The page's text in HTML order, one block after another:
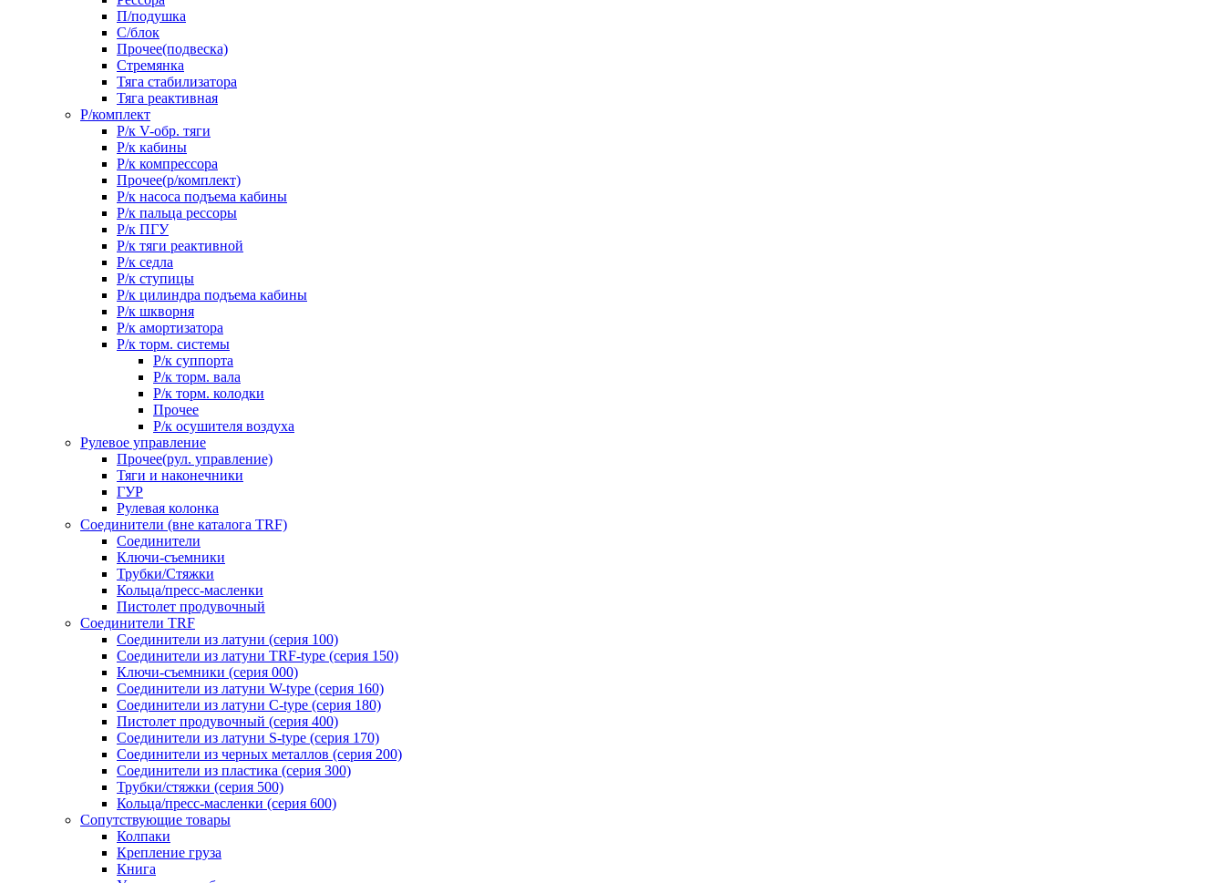
П/подушка
С/блок
Прочее(подвеска)
Стремянка
Тяга стабилизатора
Тяга реактивная
Р/комплект
Р/к V-обр. тяги
Р/к кабины
Р/к компрессора
Прочее(р/комплект)
Р/к насоса подъема кабины
Р/к пальца рессоры
Р/к ПГУ
Р/к тяги реактивной
Р/к седла
Р/к ступицы
Р/к цилиндра подъема кабины
Р/к шкворня
Р/к амортизатора
Р/к торм. системы
Р/к суппорта
Р/к торм. вала
Р/к торм. колодки
Прочее
Р/к осушителя воздуха
Рулевое управление
Прочее(рул. управление)
Тяги и наконечники
ГУР
Рулевая колонка
Соединители (вне каталога TRF)
Соединители
Ключи-cъемники
Трубки/Стяжки
Кольца/пресс-масленки
Пистолет продувочный
Соединители TRF
Соединители из латуни (серия 100)
Соединители из латуни TRF-type (серия 150)
Ключи-съемники (серия 000)
Соединители из латуни W-type (серия 160)
Соединители из латуни С-type (серия 180)
Пистолет продувочный (серия 400)
Соединители из латуни S-type (серия 170)
Соединители из черных металлов (серия 200)
Соединители из пластика (серия 300)
Трубки/стяжки (серия 500)
Кольца/пресс-масленки (серия 600)
Сопутствующие товары
Колпаки
Крепление груза
Книга